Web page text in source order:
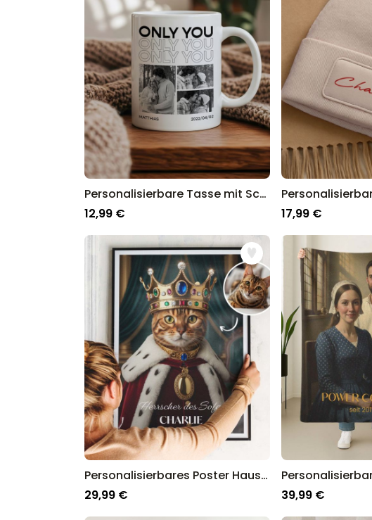
Personalisierbare Tasse mit Schwarz Weiß Fotos und Text
12,99 €
17,99 €
Personalisierbares Poster Haustier mit Kostüm
29,99 €
39,99 €